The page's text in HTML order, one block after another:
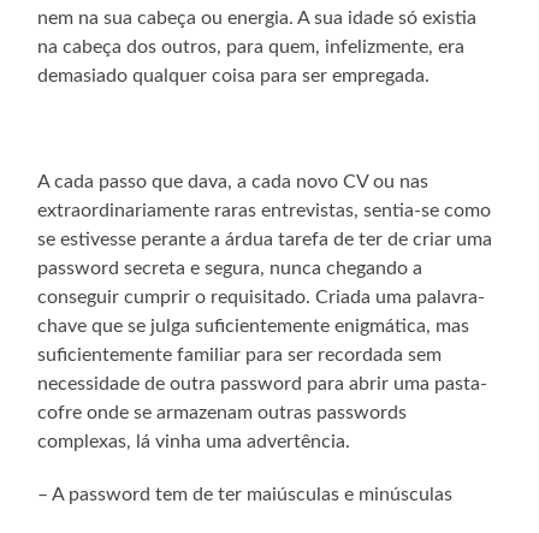
nem na sua cabeça ou energia. A sua idade só existia
na cabeça dos outros, para quem, infelizmente, era
demasiado qualquer coisa para ser empregada.
A cada passo que dava, a cada novo CV ou nas
extraordinariamente raras entrevistas, sentia-se como
se estivesse perante a árdua tarefa de ter de criar uma
password secreta e segura, nunca chegando a
conseguir cumprir o requisitado. Criada uma palavra-
chave que se julga suficientemente enigmática, mas
suficientemente familiar para ser recordada sem
necessidade de outra password para abrir uma pasta-
cofre onde se armazenam outras passwords
complexas, lá vinha uma advertência.
– A password tem de ter maiúsculas e minúsculas